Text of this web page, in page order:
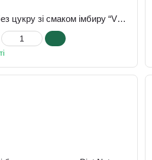
Печиво без цукру зі смаком імбиру “VELN”/ “Велн”, 35 г